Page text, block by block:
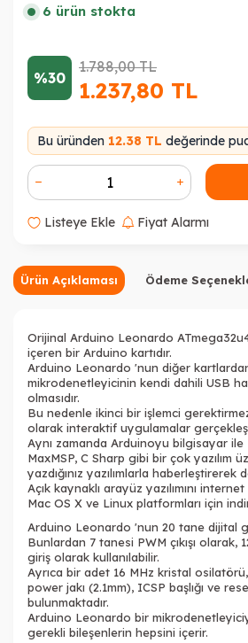
6 ürün stokta
%30
1.788,00TL
1.237,80 TL
Bu üründen 12.38 TL değerinde
Listeye Ekle Fiyat Alarmı
Ürün Açıklaması Ödeme
Orijinal Arduino Leonardo
içeren bir Arduino kartıdır.
Arduino Leonardo 'nun diğer
mikrodenetleyicinin kendi dahili USB
olmasıdır.
Bu nedenle ikinci bir işlemci
olarak interaktif uygulamalar
Aynı zamanda Arduinoyu bilgisayar ile
MaxMSP, C Sharp gibi bir çok yazılım
yazdığınız yazılımlarla haberleştirerek
Açık kaynaklı arayüz yazılımını
Mac OS X ve Linux platformları için
Arduino Leonardo 'nun 20 tane dijital
Bunlardan 7 tanesi PWM çıkışı olarak,
giriş olarak kullanılabilir.
Ayrıca bir adet 16 MHz kristal osilatörü,
power jakı (2.1mm), ICSP başlığı ve
bulunmaktadır.
Arduino Leonardo bir
gerekli bileşenlerin hepsini içerir.